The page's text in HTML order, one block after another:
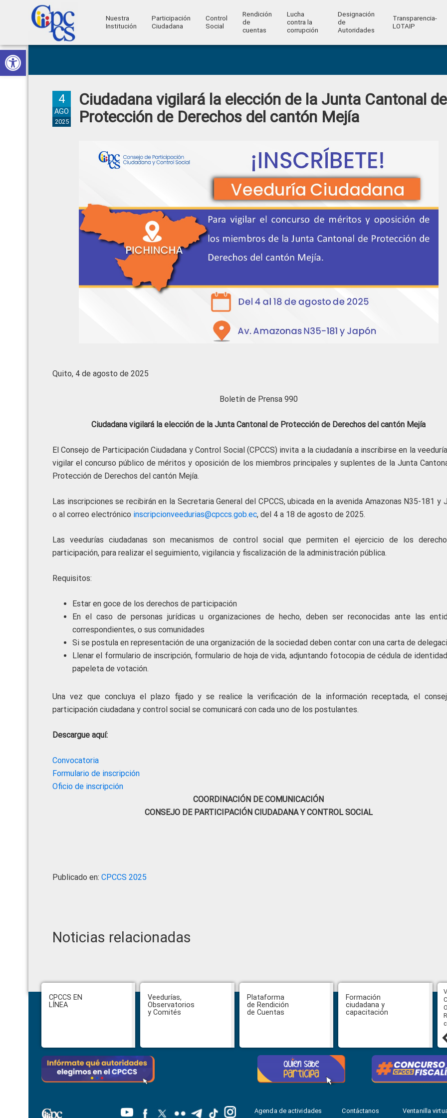
Abrir barra de herramientas
Skip
to
primary
Skip
to
main
Skip
to
primary
Skip
to
footer
Ciudadana
Control
Ciudadano
Nuestra
Institución
Participación
Ciudadana
Control
Social
Rendición
de
cuentas
Lucha
contra la
corrupción
Designación
de
Autoridades
Transparencia-
LOTAIP
Ciudadana vigilará la elección de la Junta Cantonal de
Protección de Derechos del cantón Mejía
4
AGO
2025
Quito, 4 de agosto de 2025
Boletín de Prensa 990
Ciudadana vigilará la elección de la Junta Cantonal de Protección de Derechos del cantón Mejía
El Consejo de Participación Ciudadana y Control Social (CPCCS) invita a la ciudadanía a inscribirse en la
vigilar el concurso público de méritos y oposición de los miembros principales y suplentes de la Junta
Protección de Derechos del cantón Mejía.
Las inscripciones se recibirán en la Secretaria General del CPCCS, ubicada en la avenida Amazonas N35-181 y
o al correo electrónico inscripcionveedurias@cpccs.gob.ec, del 4 a 18 de agosto de 2025.
Las veedurías ciudadanas son mecanismos de control social que permiten el ejercicio de los
participación, para realizar el seguimiento, vigilancia y fiscalización de la administración pública.
Requisitos:
Estar en goce de los derechos de participación
En el caso de personas jurídicas u organizaciones de hecho, deben ser reconocidas ante las
correspondientes, o sus comunidades
Si se postula en representación de una organización de la sociedad deben contar con una carta de
Llenar el formulario de inscripción, formulario de hoja de vida, adjuntando fotocopia de cédula de
papeleta de votación.
Una vez que concluya el plazo fijado y se realice la verificación de la información receptada, el
participación ciudadana y control social se comunicará con cada uno de los postulantes.
Descargue aquí:
Convocatoria
Formulario de inscripción
Oficio de inscripción
COORDINACIÓN DE COMUNICACIÓN
CONSEJO DE PARTICIPACIÓN CIUDADANA Y CONTROL SOCIAL
Publicado en: CPCCS 2025
Noticias relacionadas
Footer
CPCCS EN
LÍNEA
Veedurías,
Observatorios
y Comités
Plataforma
de Rendición
de Cuentas
Formación
ciudadana y
capacitación
CPCCS aprueba convocatoria a
Veeduría para designación de la
autoridad de la SOT
Agenda de actividades Contáctanos Ventanilla